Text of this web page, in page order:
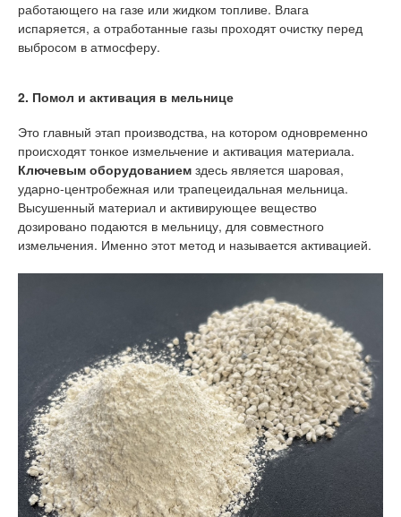
работающего на газе или жидком топливе. Влага
испаряется, а отработанные газы проходят очистку перед
выбросом в атмосферу.
2. Помол и активация в мельнице
Это главный этап производства, на котором одновременно
происходят тонкое измельчение и активация материала.
Ключевым оборудованием здесь является шаровая,
ударно-центробежная или трапецеидальная мельница.
Высушенный материал и активирующее вещество
дозировано подаются в мельницу, для совместного
измельчения. Именно этот метод и называется активацией.